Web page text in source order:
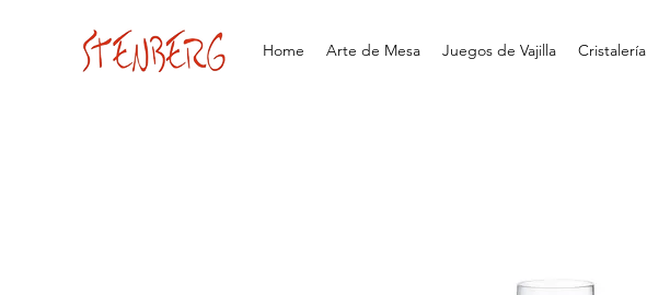
Home Arte de Mesa Juegos de Vajilla Cristalería